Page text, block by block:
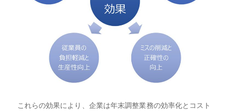
これらの効果により、企業は年末調整業務の効率化とコスト